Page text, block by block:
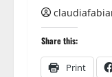
Share this:
Print